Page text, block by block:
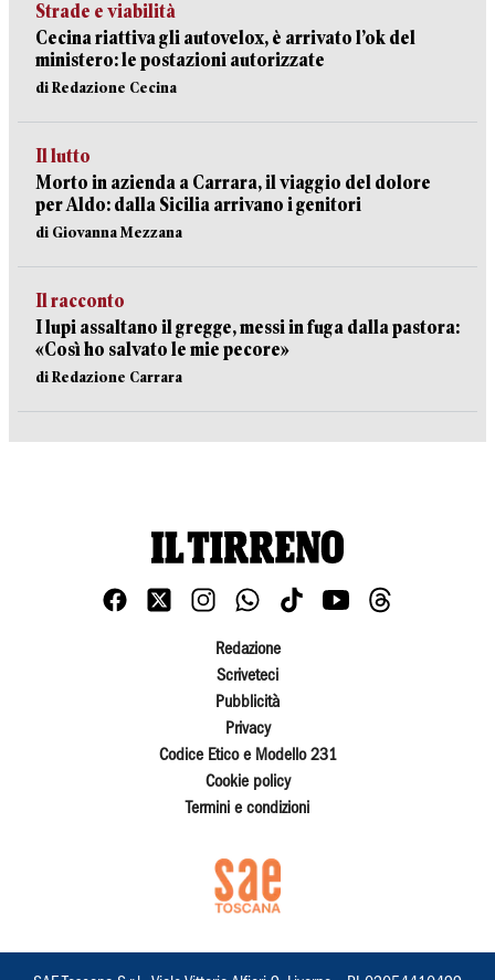
Strade e viabilità
Cecina riattiva gli autovelox, è arrivato l’ok del
ministero: le postazioni autorizzate
di Redazione Cecina
Il lutto
Morto in azienda a Carrara, il viaggio del dolore
per Aldo: dalla Sicilia arrivano i genitori
di Giovanna Mezzana
Il racconto
I lupi assaltano il gregge, messi in fuga dalla pastora:
«Così ho salvato le mie pecore»
di Redazione Carrara
Redazione
Scriveteci
Pubblicità
Privacy
Codice Etico e Modello 231
Cookie policy
Termini e condizioni